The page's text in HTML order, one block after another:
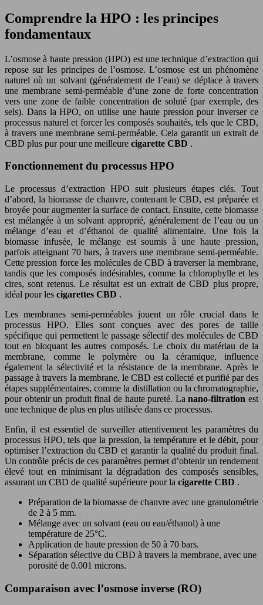
Comprendre la HPO : les principes
fondamentaux
L’osmose à haute pression (HPO) est une technique d’extraction qui
repose sur les principes de l’osmose. L’osmose est un phénomène
naturel où un solvant (généralement de l’eau) se déplace à travers
une membrane semi-perméable d’une zone de forte concentration
vers une zone de faible concentration de soluté (par exemple, des
sels). Dans la HPO, on utilise une haute pression pour inverser ce
processus naturel et forcer les composés souhaités, tels que le CBD,
à travers une membrane semi-perméable. Cela garantit un extrait de
CBD plus pur pour une meilleure cigarette CBD .
Fonctionnement du processus HPO
Le processus d’extraction HPO suit plusieurs étapes clés. Tout
d’abord, la biomasse de chanvre, contenant le CBD, est préparée et
broyée pour augmenter la surface de contact. Ensuite, cette biomasse
est mélangée à un solvant approprié, généralement de l’eau ou un
mélange d’eau et d’éthanol de qualité alimentaire. Une fois la
biomasse infusée, le mélange est soumis à une haute pression,
parfois atteignant 70 bars, à travers une membrane semi-perméable.
Cette pression force les molécules de CBD à traverser la membrane,
tandis que les composés indésirables, comme la chlorophylle et les
cires, sont retenus. Le résultat est un extrait de CBD plus propre,
idéal pour les cigarettes CBD .
Les membranes semi-perméables jouent un rôle crucial dans le
processus HPO. Elles sont conçues avec des pores de taille
spécifique qui permettent le passage sélectif des molécules de CBD
tout en bloquant les autres composés. Le choix du matériau de la
membrane, comme le polymère ou la céramique, influence
également la sélectivité et la résistance de la membrane. Après le
passage à travers la membrane, le CBD est collecté et purifié par des
étapes supplémentaires, comme la distillation ou la chromatographie,
pour obtenir un produit final de haute pureté. Lanano-filtrationest
une technique de plus en plus utilisée dans ce processus.
Enfin, il est essentiel de surveiller attentivement les paramètres du
processus HPO, tels que la pression, la température et le débit, pour
optimiser l’extraction du CBD et garantir la qualité du produit final.
Un contrôle précis de ces paramètres permet d’obtenir un rendement
élevé tout en minimisant la dégradation des composés sensibles,
assurant un CBD de qualité supérieure pour la cigarette CBD .
Préparation de la biomasse de chanvre avec une granulométrie
de 2 à 5 mm.
Mélange avec un solvant (eau ou eau/éthanol) à une
température de 25°C.
Application de haute pression de 50 à 70 bars.
Séparation sélective du CBD à travers la membrane, avec une
porosité de 0.001 microns.
Comparaison avec l’osmose inverse (RO)